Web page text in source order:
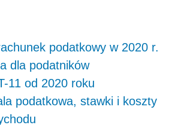
podatkowy w 2020 r.
dla podatników
11 od 2020 roku
podatkowa, stawki i koszty